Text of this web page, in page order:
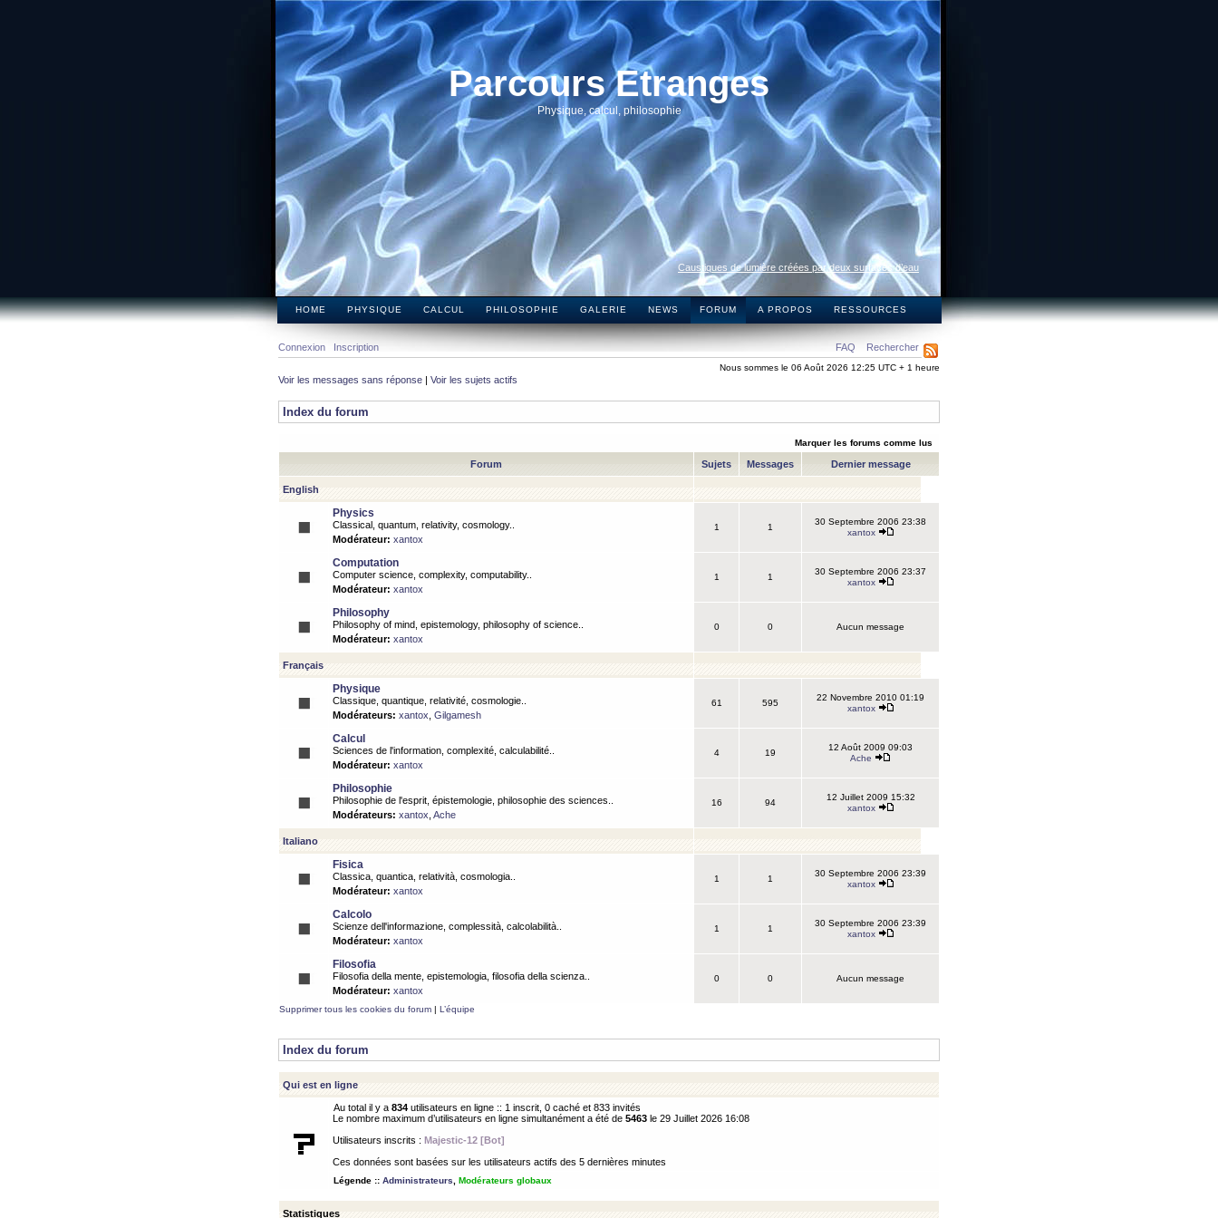
Parcours Etranges
Physique, calcul, philosophie
Caustiques de lumière créées par deux surfaces d’eau
HOME PHYSIQUE CALCUL PHILOSOPHIE GALERIE NEWS FORUM A PROPOS RESSOURCES
FAQ Rechercher
Connexion Inscription
Nous sommes le 06 Août 2026 12:25 UTC + 1 heure
Voir les messages sans réponse | Voir les sujets actifs
Index du forum
Marquer les forums comme lus
Forum Sujets Messages Dernier message
English
Physics
Classical, quantum, relativity, cosmology..
Modérateur: xantox
1 1
30 Septembre 2006 23:38
xantox
Computation
Computer science, complexity, computability..
Modérateur: xantox
1 1
30 Septembre 2006 23:37
xantox
Philosophy
Philosophy of mind, epistemology, philosophy of science..
Modérateur: xantox
0 0 Aucun message
Français
Physique
Classique, quantique, relativité, cosmologie..
Modérateurs: xantox Gilgamesh
61 595
22 Novembre 2010 01:19
xantox
Calcul
Sciences de l'information, complexité, calculabilité..
Modérateur: xantox
4 19
12 Août 2009 09:03
Ache
Philosophie
Philosophie de l'esprit, épistemologie, philosophie des sciences..
Modérateurs: xantox Ache
16 94
12 Juillet 2009 15:32
xantox
Italiano
Fisica
Classica, quantica, relatività, cosmologia..
Modérateur: xantox
1 1
30 Septembre 2006 23:39
xantox
Calcolo
Scienze dell'informazione, complessità, calcolabilità..
Modérateur: xantox
1 1
30 Septembre 2006 23:39
xantox
Filosofia
Filosofia della mente, epistemologia, filosofia della scienza..
Modérateur: xantox
0 0 Aucun message
Supprimer tous les cookies du forum | L’équipe
Index du forum
Qui est en ligne
Au total il y a 834 utilisateurs en ligne :: 1 inscrit, 0 caché et 833 invités
Le nombre maximum d’utilisateurs en ligne simultanément a été de 5463 le 29 Juillet 2026 16:08
Utilisateurs inscrits : Majestic-12 [Bot]
Ces données sont basées sur les utilisateurs actifs des 5 dernières minutes
Légende :: Administrateurs Modérateurs globaux
Statistiques